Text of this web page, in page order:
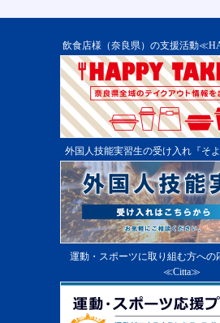
ビスの提供を一時的に中断することがあ
本サービス用設備の保守又は工事のた
を得ない場合
本サービス用設備に障害が発生し、や
い場合
第一種電気通信事業者又はその他の電
業者の提供する電気通信役務に起因し
信サービスの利用が不能になった場合
その他運用上又は技術上当社がサービ
中断が必要と判断した場合 ２．当シ
提供中止に伴う会員又は第三者からの
の請求を免れるものとします。
第14条 本サービス提供の終了
当社は、会員に通知の上、会員に対する
ス及び本サービスの一部を終了すること
ものとします。
前項の通知は、当社のウェブサイト上で
は会員への電子メールの送付によるもの
飲食店様（奈良県）の支援活動
外国人技能実習生の受け入れ『そ
運動・スポーツに取り組む方への
≪Citta≫